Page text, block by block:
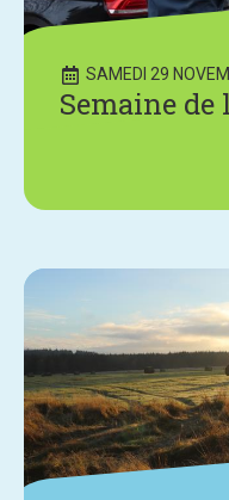
SAMEDI 29
Semaine de